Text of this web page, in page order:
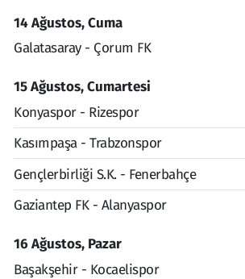
14 Ağustos, Cuma
Galatasaray - Çorum FK
15 Ağustos, Cumartesi
Konyaspor - Rizespor
Kasımpaşa - Trabzonspor
Gençlerbirliği S.K. - Fenerbahçe
Gaziantep FK - Alanyaspor
16 Ağustos, Pazar
Başakşehir - Kocaelispor